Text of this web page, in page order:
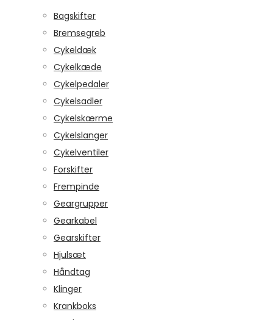
Bagskifter
Bremsegreb
Cykeldæk
Cykelkæde
Cykelpedaler
Cykelsadler
Cykelskærme
Cykelslanger
Cykelventiler
Forskifter
Frempinde
Geargrupper
Gearkabel
Gearskifter
Hjulsæt
Håndtag
Klinger
Krankboks